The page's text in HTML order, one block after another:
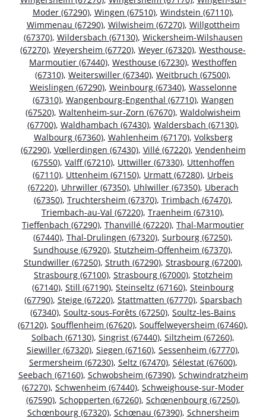
Moder (67290), Wingen (67510), Windstein (67110),
Wimmenau (67290), Wilwisheim (67270), Willgottheim
(67370), Wildersbach (67130), Wickersheim-Wilshausen
(67270), Weyersheim (67720), Weyer (67320), Westhouse-
Marmoutier (67440), Westhouse (67230), Westhoffen
(67310), Weiterswiller (67340), Weitbruch (67500),
Weislingen (67290), Weinbourg (67340), Wasselonne
(67310), Wangenbourg-Engenthal (67710), Wangen
(67520), Waltenheim-sur-Zorn (67670), Waldolwisheim
(67700), Waldhambach (67430), Waldersbach (67130),
Walbourg (67360), Wahlenheim (67170), Volksberg
(67290), Vœllerdingen (67430), Villé (67220), Vendenheim
(67550), Valff (67210), Uttwiller (67330), Uttenhoffen
(67110), Uttenheim (67150), Urmatt (67280), Urbeis
(67220), Uhrwiller (67350), Uhlwiller (67350), Uberach
(67350), Truchtersheim (67370), Trimbach (67470),
Triembach-au-Val (67220), Traenheim (67310),
Tieffenbach (67290), Thanvillé (67220), Thal-Marmoutier
(67440), Thal-Drulingen (67320), Surbourg (67250),
Sundhouse (67920), Stutzheim-Offenheim (67370),
Stundwiller (67250), Struth (67290), Strasbourg (67200),
Strasbourg (67100), Strasbourg (67000), Stotzheim
(67140), Still (67190), Steinseltz (67160), Steinbourg
(67790), Steige (67220), Stattmatten (67770), Sparsbach
(67340), Soultz-sous-Forêts (67250), Soultz-les-Bains
(67120), Soufflenheim (67620), Souffelweyersheim (67460),
Solbach (67130), Singrist (67440), Siltzheim (67260),
Siewiller (67320), Siegen (67160), Sessenheim (67770),
Sermersheim (67230), Seltz (67470), Sélestat (67600),
Seebach (67160), Schwobsheim (67390), Schwindratzheim
(67270), Schwenheim (67440), Schweighouse-sur-Moder
(67590), Schopperten (67260), Schœnenbourg (67250),
Schœnbourg (67320), Schœnau (67390), Schnersheim